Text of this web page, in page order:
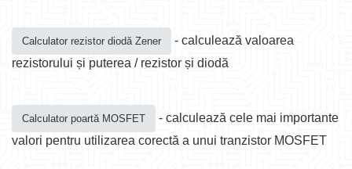
Calculator rezistor diodă Zener
- calculează valoarea
rezistorului și puterea / rezistor și diodă
Calculator poartă MOSFET
- calculează cele mai importante
valori pentru utilizarea corectă a unui tranzistor MOSFET